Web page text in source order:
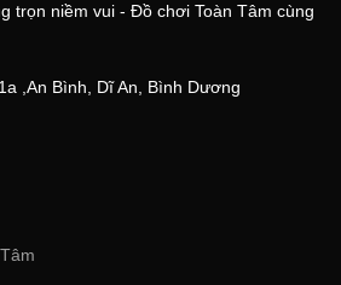
trọn niềm vui - Đồ chơi Toàn Tâm cùng
,An Bình, Dĩ An, Bình Dương